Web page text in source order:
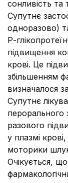
сонливість та
Супутнє
одноразово)
Р-
підвищення
крові. Це
збільшенням
визначалося
Супутнє
перорального
разового
у плазмі
моторики
Очікується,